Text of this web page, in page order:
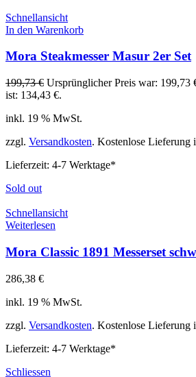
Schnellansicht
In den Warenkorb
Mora Steakmesser Masur 2er Set
199,73€ Ursprünglicher Preis war: 199,73
ist: 134,43 €.
inkl. 19 % MwSt.
zzgl. Versandkosten. Kostenlose Lieferung
Lieferzeit: 4-7 Werktage*
Sold out
Schnellansicht
Weiterlesen
Mora Classic 1891 Messerset
286,38 €
inkl. 19 % MwSt.
zzgl. Versandkosten. Kostenlose Lieferung
Lieferzeit: 4-7 Werktage*
Schliessen